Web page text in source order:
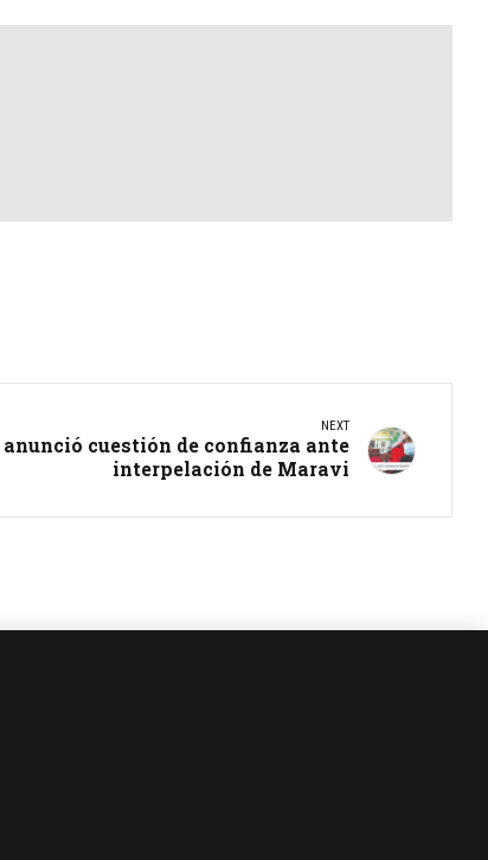
NEXT
cuestión de confianza ante
interpelación de Maravi